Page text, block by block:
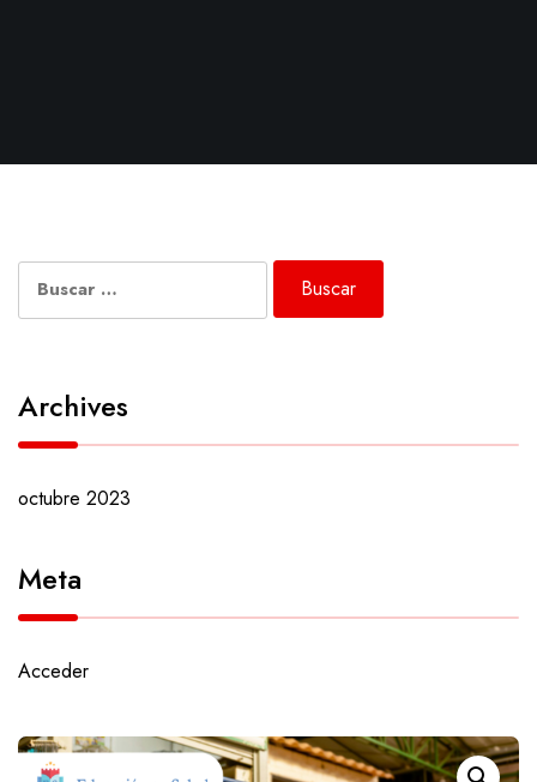
Buscar:
Archives
octubre 2023
Meta
Acceder